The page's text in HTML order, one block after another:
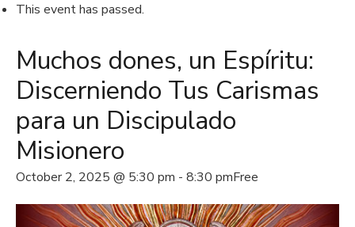
This event has passed.
Muchos dones, un Espíritu:
Discerniendo Tus Carismas
para un Discipulado
Misionero
October 2, 2025 @ 5:30 pm - 8:30 pmFree